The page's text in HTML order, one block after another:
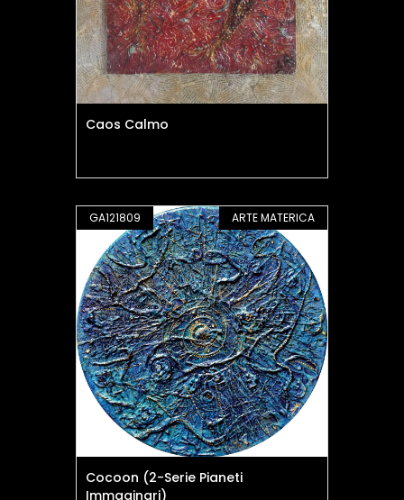
Caos Calmo
GA121809 ARTE MATERICA
Cocoon (2-Serie Pianeti
Immaginari)